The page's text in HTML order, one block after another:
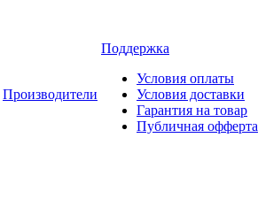
Производители
Поддержка
Условия оплаты
Условия доставки
Гарантия на товар
Публичная офферта